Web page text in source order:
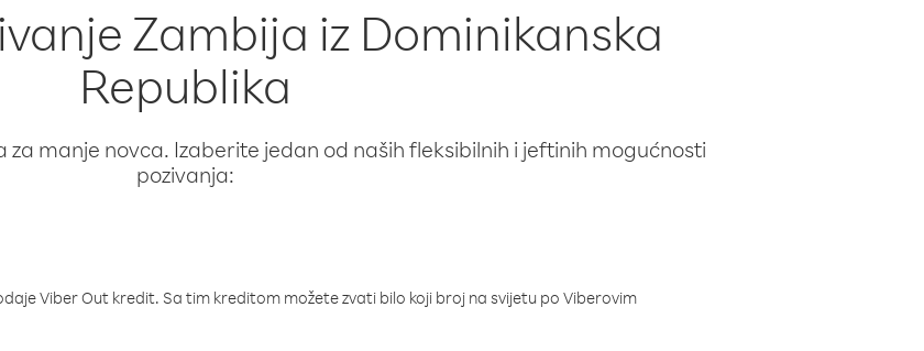
Zambija iz Dominikanska
Republika
za manje novca. Izaberite jedan od naših fleksibilnih i jeftinih mogućnosti
pozivanja:
Viber Out kredit. Sa tim kreditom možete zvati bilo koji broj na svijetu po Viberovim